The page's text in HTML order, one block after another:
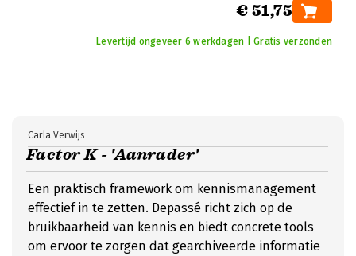
€ 51,75
Levertijd ongeveer 6 werkdagen | Gratis verzonden
Factor K - 'Aanrader'
Carla Verwijs
Een praktisch framework om kennismanagement
effectief in te zetten. Depassé richt zich op de
bruikbaarheid van kennis en biedt concrete tools
om ervoor te zorgen dat gearchiveerde informatie